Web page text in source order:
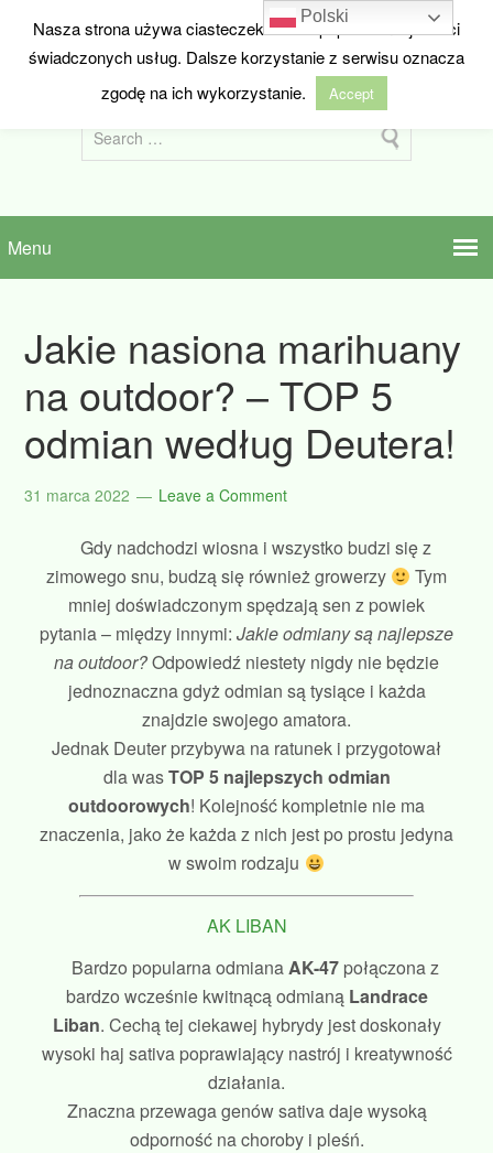
HIDEANDSEED.NL
Nasiona marihuany z Holandii
Jakie nasiona marihuany
na outdoor? – TOP 5
odmian według Deutera!
31 marca 2022 Leave a Comment
Gdy nadchodzi wiosna i wszystko budzi się z
zimowego snu, budzą się również growerzy
Tym
mniej doświadczonym spędzają sen z powiek
pytania – między innymi: Jakie odmiany są najlepsze
na outdoor?Odpowiedź niestety nigdy nie będzie
jednoznaczna gdyż odmian są tysiące i każda
znajdzie swojego amatora.
Jednak Deuter przybywa na ratunek i przygotował
dla wasTOP 5 najlepszych odmian
outdoorowych! Kolejność kompletnie nie ma
znaczenia, jako że każda z nich jest po prostu jedyna
w swoim rodzaju
AK LIBAN
Bardzo popularna odmianaAK-47 połączona z
bardzo wcześnie kwitnącą odmianą Landrace
Liban. Cechą tej ciekawej hybrydy jest doskonały
wysoki haj sativa poprawiający nastrój i kreatywność
działania.
Znaczna przewaga genów sativa daje wysoką
odporność na choroby i pleśń.
Nasza strona używa ciasteczek w celu poprawienia jakości
świadczonych usług. Dalsze korzystanie z serwisu oznacza
zgodę na ich wykorzystanie.
Accept
Polski